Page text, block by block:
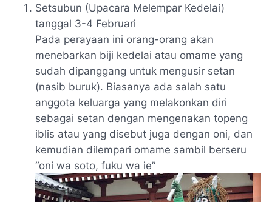
Setsubun (Upacara Melempar Kedelai)
tanggal 3-4 Februari
Pada perayaan ini orang-orang akan
menebarkan biji kedelai atau omame yang
sudah dipanggang untuk mengusir setan
(nasib buruk). Biasanya ada salah satu
anggota keluarga yang melakonkan diri
sebagai setan dengan mengenakan topeng
iblis atau yang disebut juga dengan oni, dan
kemudian dilempari omame sambil berseru
“oni wa soto, fuku wa ie”